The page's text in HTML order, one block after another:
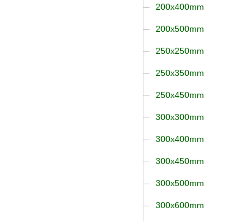
200x400mm
200x500mm
250x250mm
250x350mm
250x450mm
300x300mm
300x400mm
300x450mm
300x500mm
300x600mm